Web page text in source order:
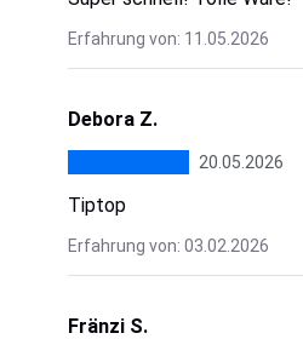
Erfahrung von: 11.05.2026
Debora Z.
20.05.2026
Tiptop
Erfahrung von: 03.02.2026
Fränzi S.